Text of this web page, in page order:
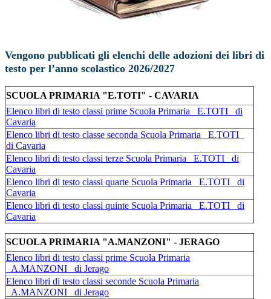
Vengono pubblicati gli elenchi delle adozioni dei libri di
testo per l’anno scolastico 2026/2027
SCUOLA PRIMARIA "E.TOTI" - CAVARIA
Elenco libri di testo classi prime Scuola Primaria _E.TOTI_ di
Cavaria
Elenco libri di testo classe seconda Scuola Primaria _E.TOTI_
di Cavaria
Elenco libri di testo classi terze Scuola Primaria _E.TOTI_ di
Cavaria
Elenco libri di testo classi quarte Scuola Primaria _E.TOTI_ di
Cavaria
Elenco libri di testo classi quinte Scuola Primaria _E.TOTI_ di
Cavaria
SCUOLA PRIMARIA "A.MANZONI" - JERAGO
Elenco libri di testo classi prime Scuola Primaria
_A.MANZONI_ di Jerago
Elenco libri di testo classi seconde Scuola Primaria
_A.MANZONI_ di Jerago